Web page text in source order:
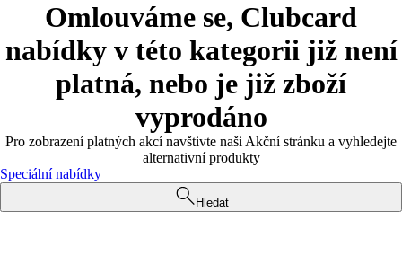
Omlouváme se, Clubcard
nabídky v této kategorii již není
platná, nebo je již zboží
vyprodáno
Pro zobrazení platných akcí navštivte naši Akční stránku a vyhledejte
alternativní produkty
Speciální nabídky
Hledat